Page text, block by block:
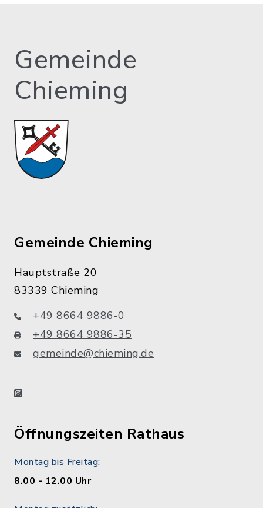
Gemeinde
Chieming
Gemeinde Chieming
Hauptstraße 20
83339 Chieming
+49 8664 9886-0
+49 8664 9886-35
gemeinde@chieming.de
instagram
Öffnungszeiten Rathaus
Montag bis Freitag:
8.00 - 12.00 Uhr